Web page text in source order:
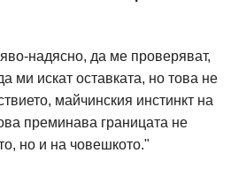
надясно, да ме проверяват,
ми искат оставката, но това не
майчинския инстинкт на
преминава границата не
но и на човешкото."